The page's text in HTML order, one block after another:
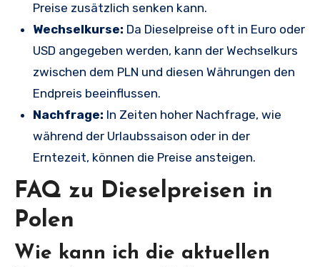
Preise zusätzlich senken kann.
Wechselkurse: Da Dieselpreise oft in Euro oder
USD angegeben werden, kann der Wechselkurs
zwischen dem PLN und diesen Währungen den
Endpreis beeinflussen.
Nachfrage: In Zeiten hoher Nachfrage, wie
während der Urlaubssaison oder in der
Erntezeit, können die Preise ansteigen.
FAQ zu Dieselpreisen in
Polen
Wie kann ich die aktuellen